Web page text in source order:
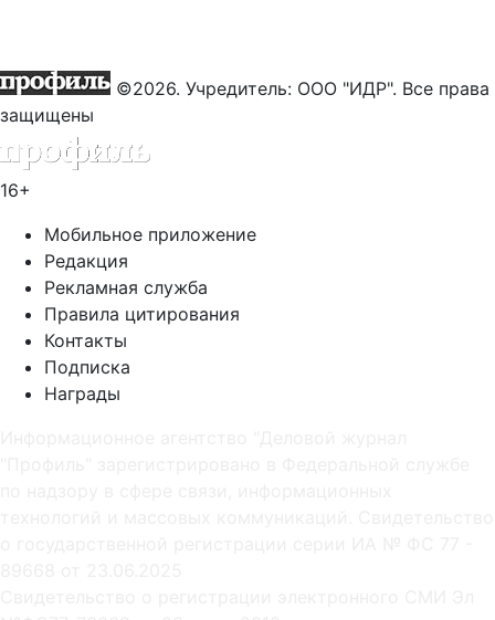
©2026. Учредитель: ООО "ИДР". Все права
защищены
16+
Мобильное приложение
Редакция
Рекламная служба
Правила цитирования
Контакты
Подписка
Награды